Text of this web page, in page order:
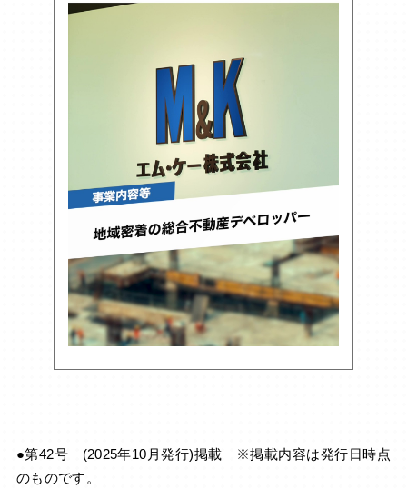
●第42号 (2025年10月発行)掲載 ※掲載内容は発行日時点
のものです。